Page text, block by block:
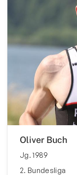
Oliver Buch
Jg. 1989
2. Bundesliga